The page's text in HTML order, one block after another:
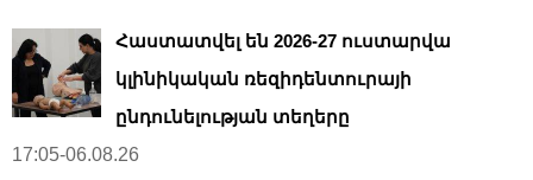
Հաստատվել են 2026-27 ուստարվա
կլինիկական ռեզիդենտուրայի
ընդունելության տեղերը
17:05-06.08.26